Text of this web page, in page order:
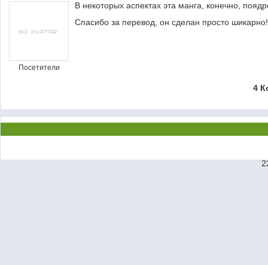
Посетители
В некоторых аспектах эта манга, конечно,
Спасибо за перевод, он сделан просто шикарно!
4